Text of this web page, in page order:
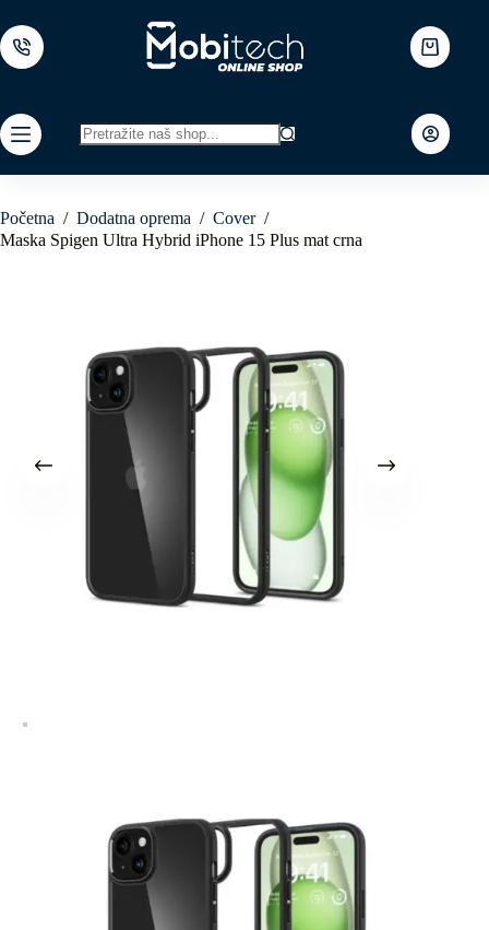
to
content
Shopping
cart
results
Početna / Dodatna oprema / Cover /
Maska Spigen Ultra Hybrid iPhone 15 Plus mat crna